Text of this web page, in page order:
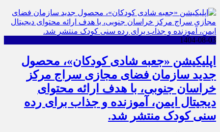
1404-08-03
اپلیکیشن «جعبه شادی کودکان»، محصول
جدید سازمان فضای مجازی سراج مرکز
خراسان جنوبی، با هدف ارائه محتوای
دیجیتال ایمن، آموزنده و جذاب برای رده
سنی کودک منتشر شد.